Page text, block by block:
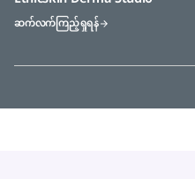
ဆက်လက်ကြည့်ရှုရန်